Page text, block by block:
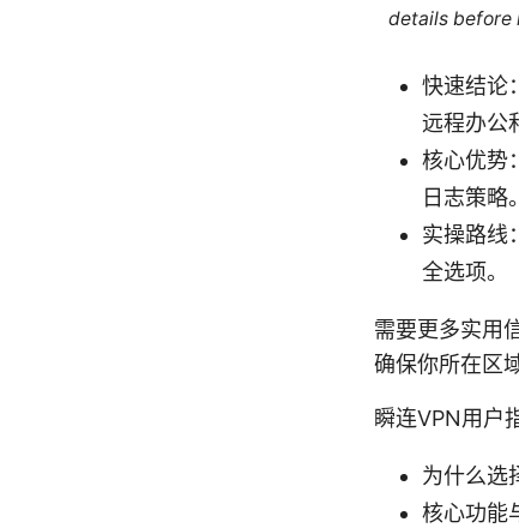
details before
快速结论
远程办公
核心优势
日志策略。
实操路线
全选项。
需要更多实用
确保你所在区
瞬连VPN用户
为什么选
核心功能